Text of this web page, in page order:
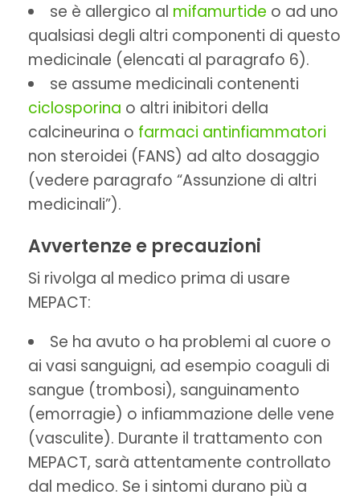
se è allergico al mifamurtide o ad uno
qualsiasi degli altri componenti di questo
medicinale (elencati al paragrafo 6).
se assume medicinali contenenti
ciclosporina o altri inibitori della
calcineurina o farmaci antinfiammatori
non steroidei (FANS) ad alto dosaggio
(vedere paragrafo “Assunzione di altri
medicinali”).
Avvertenze e precauzioni
Si rivolga al medico prima di usare
MEPACT:
Se ha avuto o ha problemi al cuore o
ai vasi sanguigni, ad esempio coaguli di
sangue (trombosi), sanguinamento
(emorragie) o infiammazione delle vene
(vasculite). Durante il trattamento con
MEPACT, sarà attentamente controllato
dal medico. Se i sintomi durano più a